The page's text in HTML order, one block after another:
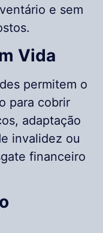
e sem
Vida
permitem o
para cobrir
adaptação
invalidez ou
financeiro